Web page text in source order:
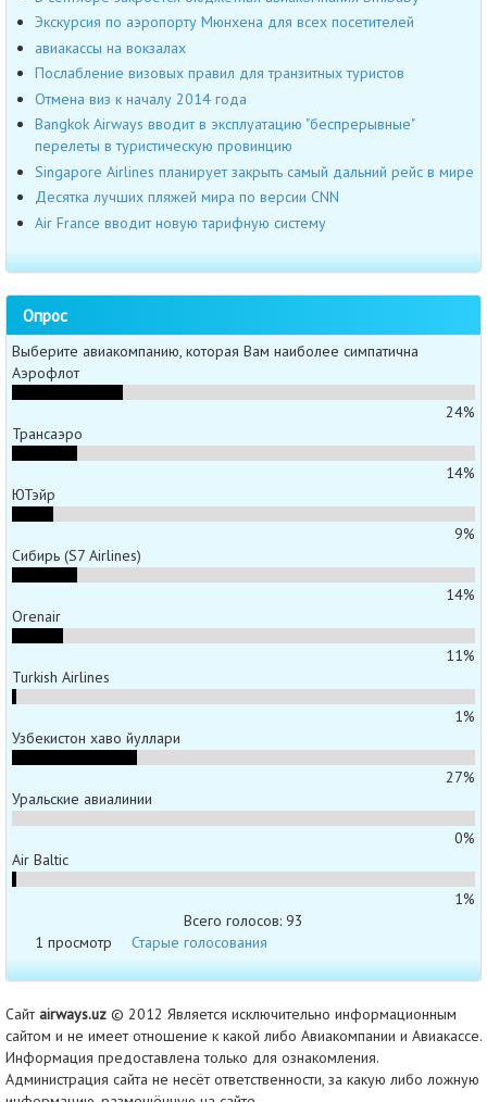
Экскурсия по аэропорту Мюнхена для всех посетителей
авиакассы на вокзалах
Послабление визовых правил для транзитных туристов
Отмена виз к началу 2014 года
Bangkok Airways вводит в эксплуатацию "беспрерывные"
перелеты в туристическую провинцию
Singapore Airlines планирует закрыть самый дальний рейс в мире
Десятка лучших пляжей мира по версии CNN
Air France вводит новую тарифную систему
Опрос
Выберите авиакомпанию, которая Вам наиболее симпатична
Аэрофлот
24%
Трансаэро
14%
ЮТэйр
9%
Сибирь (S7 Airlines)
14%
Orenair
11%
Turkish Airlines
1%
Узбекистон хаво йуллари
27%
Уральские авиалинии
0%
Air Baltic
1%
Всего голосов: 93
1 просмотр
Старые голосования
Сайтairways.uz © 2012 Является исключительно информационным
сайтом и не имеет отношение к какой либо Авиакомпании и Авиакассе.
Информация предоставлена только для ознакомления.
Администрация сайта не несёт ответственности, за какую либо ложную